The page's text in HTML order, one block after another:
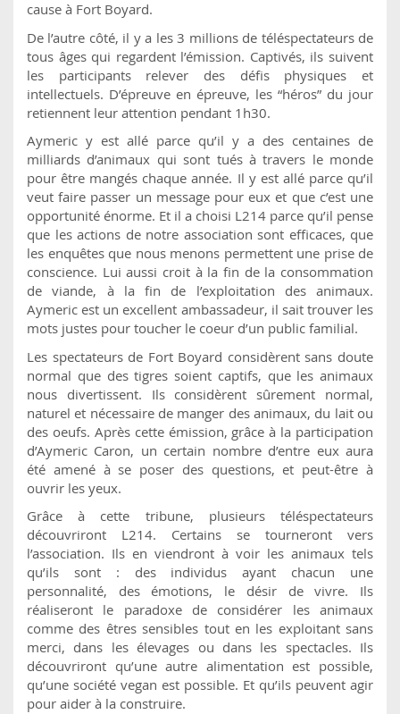
cause à Fort Boyard.
De l’autre côté, il y a les 3 millions de téléspectateurs de
tous âges qui regardent l’émission. Captivés, ils suivent
les participants relever des défis physiques et
intellectuels. D’épreuve en épreuve, les “héros” du jour
retiennent leur attention pendant 1h30.
Aymeric y est allé parce qu’il y a des centaines de
milliards d’animaux qui sont tués à travers le monde
pour être mangés chaque année. Il y est allé parce qu’il
veut faire passer un message pour eux et que c’est une
opportunité énorme. Et il a choisi L214 parce qu’il pense
que les actions de notre association sont efficaces, que
les enquêtes que nous menons permettent une prise de
conscience. Lui aussi croit à la fin de la consommation
de viande, à la fin de l’exploitation des animaux.
Aymeric est un excellent ambassadeur, il sait trouver les
mots justes pour toucher le coeur d’un public familial.
Les spectateurs de Fort Boyard considèrent sans doute
normal que des tigres soient captifs, que les animaux
nous divertissent. Ils considèrent sûrement normal,
naturel et nécessaire de manger des animaux, du lait ou
des oeufs. Après cette émission, grâce à la participation
d’Aymeric Caron, un certain nombre d’entre eux aura
été amené à se poser des questions, et peut-être à
ouvrir les yeux.
Grâce à cette tribune, plusieurs téléspectateurs
découvriront L214. Certains se tourneront vers
l’association. Ils en viendront à voir les animaux tels
qu’ils sont : des individus ayant chacun une
personnalité, des émotions, le désir de vivre. Ils
réaliseront le paradoxe de considérer les animaux
comme des êtres sensibles tout en les exploitant sans
merci, dans les élevages ou dans les spectacles. Ils
découvriront qu’une autre alimentation est possible,
qu’une société vegan est possible. Et qu’ils peuvent agir
pour aider à la construire.